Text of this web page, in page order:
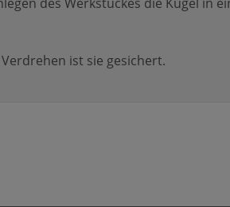
ist sie gesichert.